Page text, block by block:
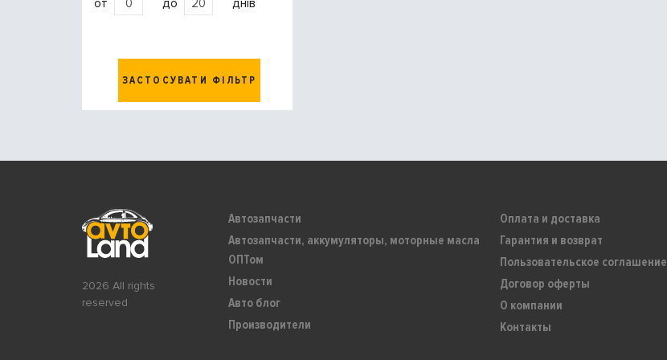
ЗАСТОСУВАТИ ФІЛЬТР
2026 All rights
reserved
Автозапчасти
Автозапчасти, аккумуляторы, моторные масла
ОПТом
Новости
Авто блог
Производители
Оплата и доставка
Гарантия и возврат
Пользовательское соглашение
Договор оферты
О компании
Контакты